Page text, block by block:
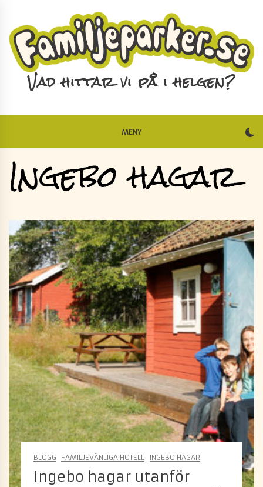
content
Vad hittar vi på i helgen?
MENY
Ingebo hagar
BLOGG FAMILJEVÄNLIGA HOTELL INGEBO HAGAR
Ingebo hagar utanför